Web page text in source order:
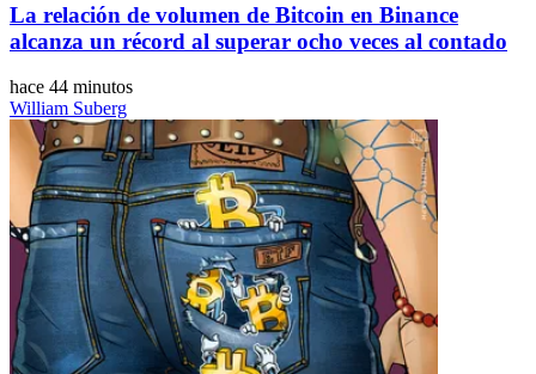
La relación de volumen de Bitcoin en Binance
alcanza un récord al superar ocho veces al contado
hace 44 minutos
William Suberg